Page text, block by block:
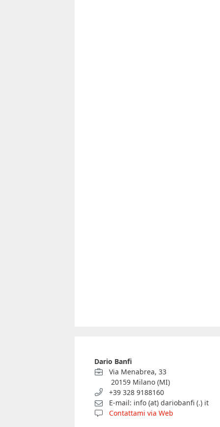
Dario Banfi
Via Menabrea, 33
20159 Milano (MI)
+39 328 9188160
E-mail: info (at) dariobanfi (.) it
Contattami via Web